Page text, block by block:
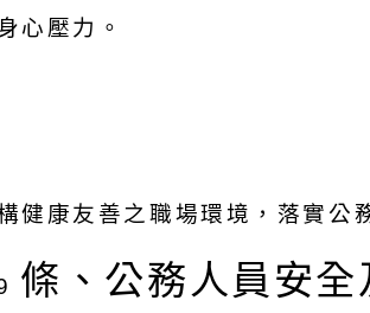
心壓力。
健康友善之職場環境，落實公
條、公務人員安全